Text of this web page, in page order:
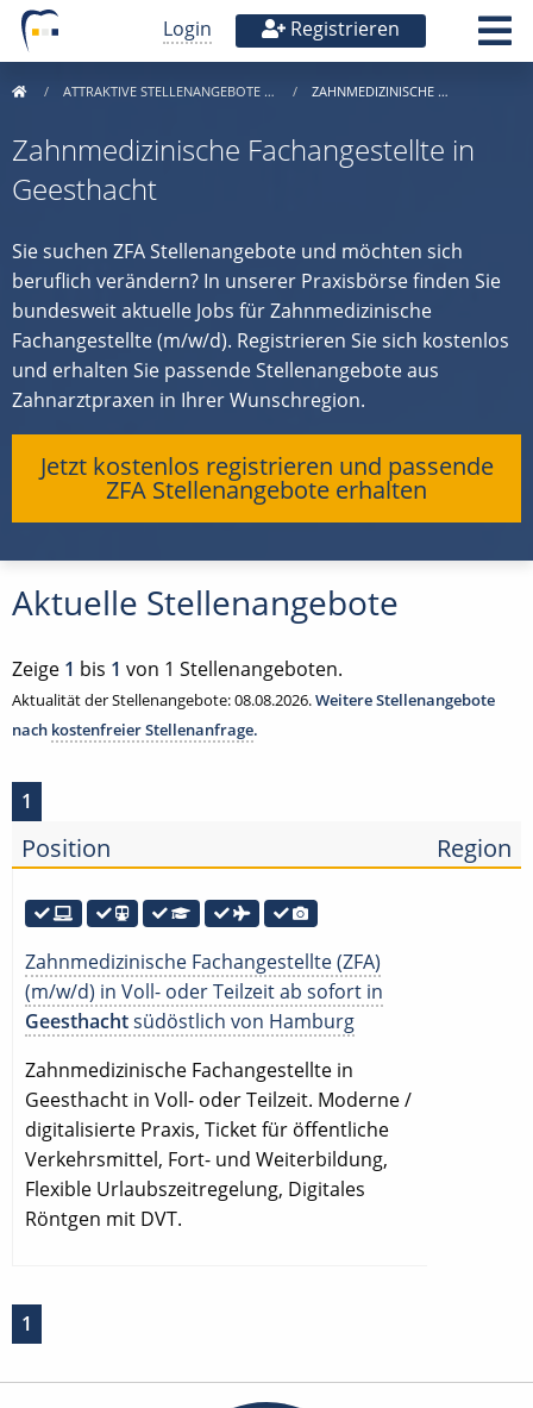
Login Registrieren
ATTRAKTIVE STELLENANGEBOTE … ZAHNMEDIZINISCHE …
Zahnmedizinische Fachangestellte in
Geesthacht
Sie suchen ZFA Stellenangebote und möchten sich
beruflich verändern? In unserer Praxisbörse finden Sie
bundesweit aktuelle Jobs für Zahnmedizinische
Fachangestellte (m/w/d). Registrieren Sie sich kostenlos
und erhalten Sie passende Stellenangebote aus
Zahnarztpraxen in Ihrer Wunschregion.
Jetzt kostenlos registrieren und passende
ZFA Stellenangebote erhalten
Aktuelle Stellenangebote
Zeige 1 bis 1 von 1 Stellenangeboten.
Aktualität der Stellenangebote: 08.08.2026.Weitere Stellenangebote
nach kostenfreier Stellenanfrage.
1
Position Region
Zahnmedizinische Fachangestellte (ZFA)
(m/w/d) in Voll- oder Teilzeit ab sofort in
Geesthachtsüdöstlich von Hamburg
Zahnmedizinische Fachangestellte in
Geesthacht in Voll- oder Teilzeit. Moderne /
digitalisierte Praxis, Ticket für öffentliche
Verkehrsmittel, Fort- und Weiterbildung,
Flexible Urlaubszeitregelung, Digitales
Röntgen mit DVT.
1